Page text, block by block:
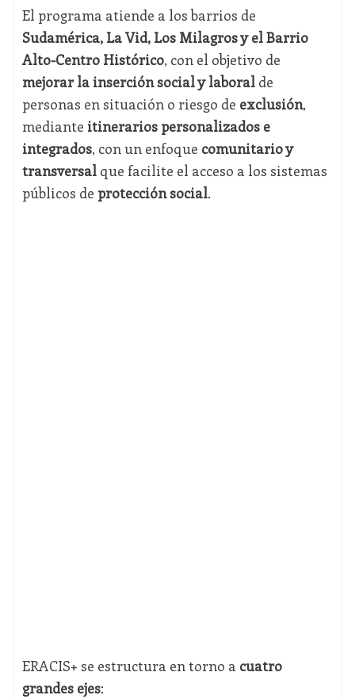
El programa atiende a los barrios de
Sudamérica, La Vid, Los Milagros y el Barrio
Alto-Centro Histórico, con el objetivo de
mejorar la inserción social y laboralde
personas en situación o riesgo de exclusión,
mediante itinerarios personalizados e
integrados, con un enfoque comunitario y
transversalque facilite el acceso a los sistemas
públicos de protección social.
ERACIS+ se estructura en torno a cuatro
grandes ejes: